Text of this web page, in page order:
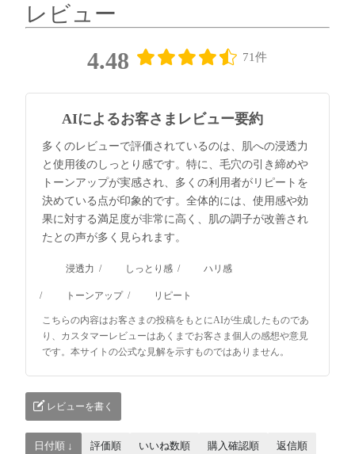
レビュー
4.48 71件
多くのレビューで評価されているのは、肌への浸透力
と使用後のしっとり感です。特に、毛穴の引き締めや
トーンアップが実感され、多くの利用者がリピートを
決めている点が印象的です。全体的には、使用感や効
果に対する満足度が非常に高く、肌の調子が改善され
たとの声が多く見られます。
浸透力 しっとり感 ハリ感
トーンアップ リピート
こちらの内容はお客さまの投稿をもとにAIが生成したものであ
り、カスタマーレビューはあくまでお客さま個人の感想や意見
です。本サイトの公式な見解を示すものではありません。
レビューを書く
日付順 ↓ 評価順 いいね数順 購入確認順 返信順